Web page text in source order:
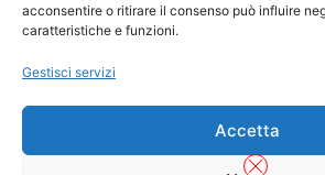
acconsentire o ritirare il consenso può influire
caratteristiche e funzioni.
Gestisci servizi
Accetta